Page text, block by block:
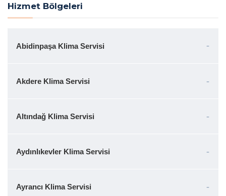
Hizmet Bölgeleri
Abidinpaşa Klima Servisi
Akdere Klima Servisi
Altındağ Klima Servisi
Aydınlıkevler Klima Servisi
Ayrancı Klima Servisi